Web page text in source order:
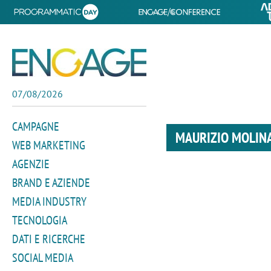
07/08/2026
CAMPAGNE
WEB MARKETING
AGENZIE
BRAND E AZIENDE
MEDIA INDUSTRY
TECNOLOGIA
DATI E RICERCHE
SOCIAL MEDIA
MAURIZIO